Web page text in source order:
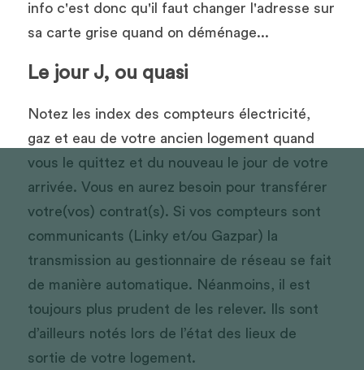
info c'est donc qu'il faut changer l'adresse sur
sa carte grise quand on déménage...
Le jour J, ou quasi
Notez les index des compteurs électricité,
gaz et eau de votre ancien logement quand
vous le quittez et du nouveau le jour de votre
arrivée. Vous en aurez besoin pour transférer
votre(vos) contrat(s). Si vos compteurs sont
communicants (Linky et/ou Gazpar) la
transmission au gestionnaire de réseau se fait
de manière automatique. Néanmoins, il est
toujours plus prudent de les relever. Ils sont
d’ailleurs notés lors de l’état des lieux de
sortie de votre logement.